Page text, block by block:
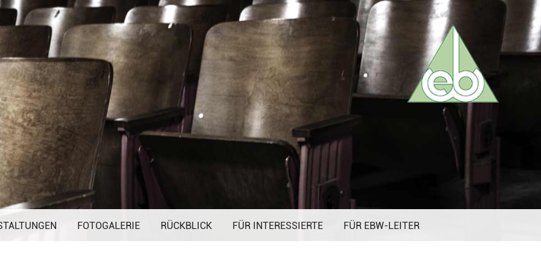
überspringen
FOTOGALERIE RÜCKBLICK FÜR INTERESSIERTE FÜR EBW-LEITER